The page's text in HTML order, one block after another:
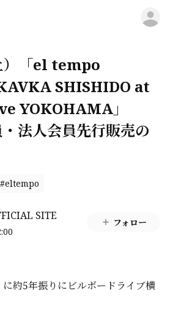
）「el tempo
SHISHIDO at
YOKOHAMA」
法人会員先行販売の
#eltempo
SITE フォロー
約5年振りにビルボードライブ横